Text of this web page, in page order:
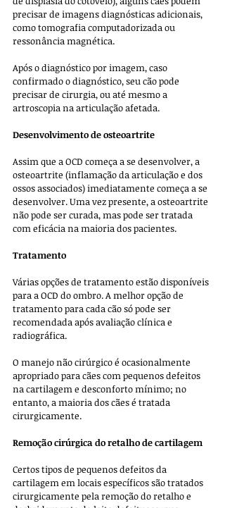
precisar de imagens diagnósticas adicionais,
como tomografia computadorizada ou
ressonância magnética.
Após o diagnóstico por imagem, caso
confirmado o diagnóstico, seu cão pode
precisar de cirurgia, ou até mesmo a
artroscopia na articulação afetada.
Desenvolvimento de osteoartrite
Assim que a OCD começa a se desenvolver, a
osteoartrite (inflamação da articulação e dos
ossos associados) imediatamente começa a se
desenvolver. Uma vez presente, a osteoartrite
não pode ser curada, mas pode ser tratada
com eficácia na maioria dos pacientes.
Tratamento
Várias opções de tratamento estão disponíveis
para a OCD do ombro. A melhor opção de
tratamento para cada cão só pode ser
recomendada após avaliação clínica e
radiográfica.
O manejo não cirúrgico é ocasionalmente
apropriado para cães com pequenos defeitos
na cartilagem e desconforto mínimo; no
entanto, a maioria dos cães é tratada
cirurgicamente.
Remoção cirúrgica do retalho de cartilagem
Certos tipos de pequenos defeitos da
cartilagem em locais específicos são tratados
cirurgicamente pela remoção do retalho e